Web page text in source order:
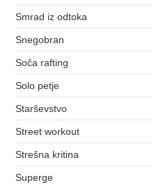
Smrad iz odtoka
Snegobran
Soča rafting
Solo petje
Starševstvo
Street workout
Strešna kritina
Superge